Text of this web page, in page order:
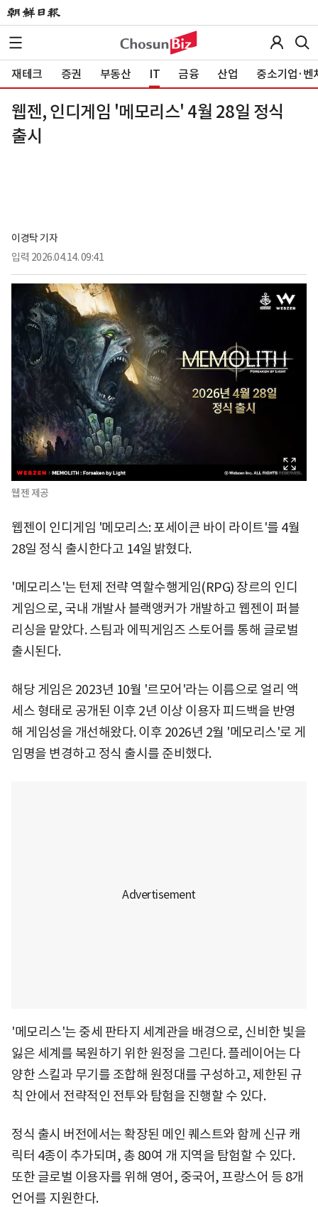
재테크 증권 부동산 IT 금융 산업 중소기업·벤
웹젠, 인디게임 '메모리스' 4월 28일 정식
출시
이경탁 기자
입력 2026.04.14. 09:41
웹젠 제공
웹젠이 인디게임 '메모리스: 포세이큰 바이 라이트'를 4월
28일 정식 출시한다고 14일 밝혔다.
'메모리스'는 턴제 전략 역할수행게임(RPG) 장르의 인디
게임으로, 국내 개발사 블랙앵커가 개발하고 웹젠이 퍼블
리싱을 맡았다. 스팀과 에픽게임즈 스토어를 통해 글로벌
출시된다.
해당 게임은 2023년 10월 '르모어'라는 이름으로 얼리 액
세스 형태로 공개된 이후 2년 이상 이용자 피드백을 반영
해 게임성을 개선해왔다. 이후 2026년 2월 '메모리스'로 게
임명을 변경하고 정식 출시를 준비했다.
'메모리스'는 중세 판타지 세계관을 배경으로, 신비한 빛을
잃은 세계를 복원하기 위한 원정을 그린다. 플레이어는 다
양한 스킬과 무기를 조합해 원정대를 구성하고, 제한된 규
칙 안에서 전략적인 전투와 탐험을 진행할 수 있다.
정식 출시 버전에서는 확장된 메인 퀘스트와 함께 신규 캐
릭터 4종이 추가되며, 총 80여 개 지역을 탐험할 수 있다.
또한 글로벌 이용자를 위해 영어, 중국어, 프랑스어 등 8개
언어를 지원한다.